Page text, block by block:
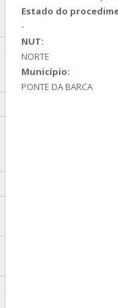
Estado do
-
NUT:
NORTE
Município:
PONTE DA BARCA